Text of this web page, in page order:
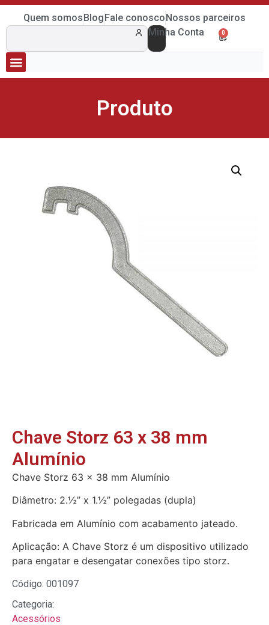
Quem somosBlogFale conoscoNossos parceiros
Minha Conta
0
Produto
Chave Storz 63 x 38 mm
Alumínio
Chave Storz 63 x 38 mm Alumínio
Diâmetro: 2.½” x 1.½” polegadas (dupla)
Fabricada em Alumínio com acabamento jateado.
Aplicação: A Chave Storz é um dispositivo utilizado
para engatar e desengatar conexões tipo storz.
Código: 001097
Categoria:
Acessórios